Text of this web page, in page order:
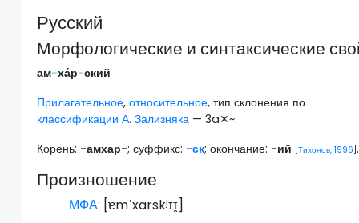
Русский
Морфологические и синтаксические
ам-ха́р-ский
Прилагательное,относительное, тип склонения по
классификации А. Зализняка — 3a✕~.
Корень: -амхар-; суффикс: -ск; окончание: -ий [Тихонов, 1996 ].
Произношение
МФА: [ɐmˈxarskʲɪɪ̯]